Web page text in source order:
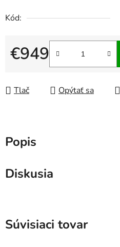
Kód:
€949
Jednotková cena:
Tlač Opýtať sa
Popis
Diskusia
Súvisiaci tovar